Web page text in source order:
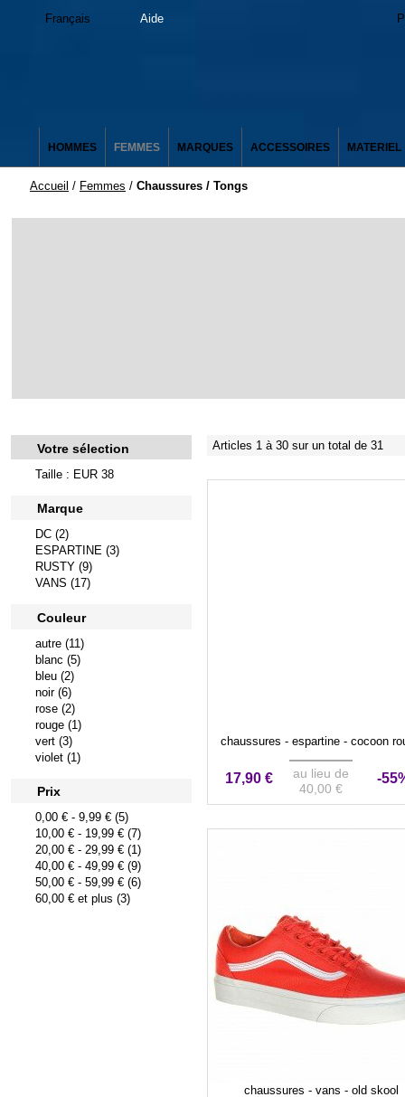
Français Aide
HOMMES FEMMES MARQUES ACCESSOIRES MATERIEL
Accueil / Femmes / Chaussures / Tongs
Votre sélection
Taille : EUR 38
Marque
DC (2)
ESPARTINE (3)
RUSTY (9)
VANS (17)
Couleur
autre (11)
blanc (5)
bleu (2)
noir (6)
rose (2)
rouge (1)
vert (3)
violet (1)
Prix
0,00 € -9,99 € (5)
10,00 € - 19,99 € (7)
20,00 € -29,99 € (1)
40,00 € -49,99 € (9)
50,00 € -59,99 € (6)
60,00 € et plus (3)
Articles 1 à 30 sur un total de 31
chaussures - espartine - cocoon
17,90 €
au lieu de
40,00 €
-
chaussures - vans - old skool